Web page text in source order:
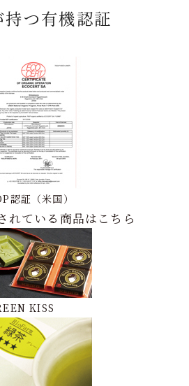
つ有機認証
認証（米国）
れている商品はこちら
KISS